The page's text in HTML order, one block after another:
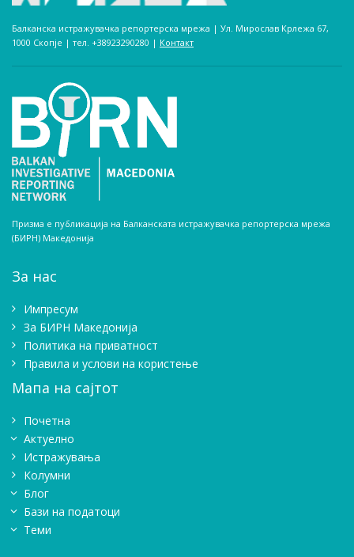
Балканска истражувачка репортерска мрежа | Ул. Мирослав Крлежа 67,
1000 Скопје | тел. +38923290280­ | Контакт
Призма е публикација на Балканската истражувачка репортерска мрежа
(БИРН) Македонија
За нас
Импресум
Зa БИРН Македонија
Политика на приватност
Правила и услови на користење
Мапа на сајтот
Почетна
Актуелно
Истражувањa
Колумни
Блог
Бази на податоци
Теми